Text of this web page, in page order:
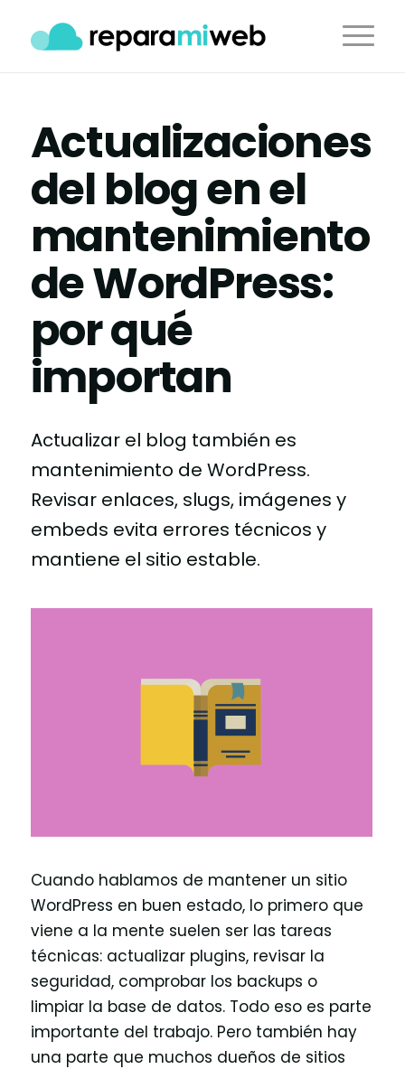
Actualizaciones
del blog en el
mantenimiento
de WordPress:
por qué
importan
Actualizar el blog también es
mantenimiento de WordPress.
Revisar enlaces, slugs, imágenes y
embeds evita errores técnicos y
mantiene el sitio estable.
Cuando hablamos de mantener un sitio
WordPress en buen estado, lo primero que
viene a la mente suelen ser las tareas
técnicas: actualizar plugins, revisar la
seguridad, comprobar los backups o
limpiar la base de datos. Todo eso es parte
importante del trabajo. Pero también hay
una parte que muchos dueños de sitios